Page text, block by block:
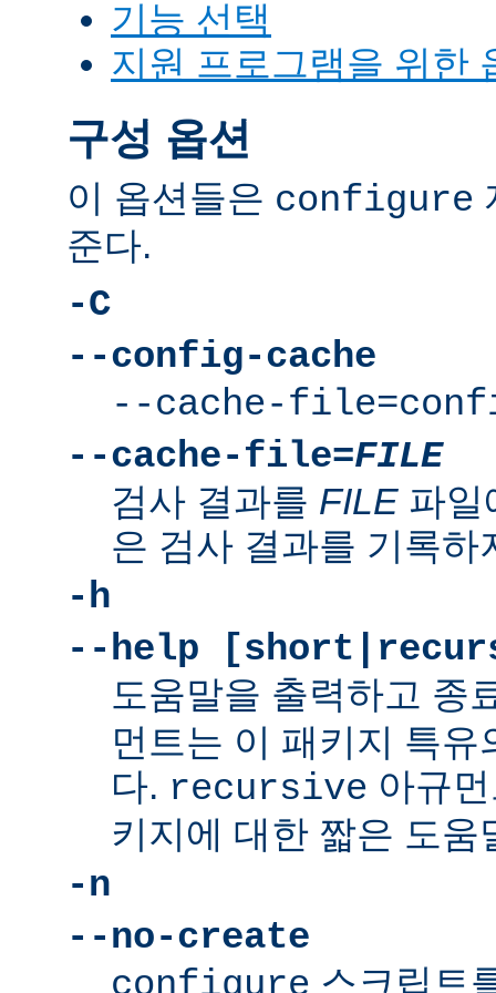
기능 선택
지원 프로그램을 위한
구성 옵션
이 옵션들은 configure
준다.
-C
--config-cache
--cache-
--cache-file=FILE
검사 결과를 FILE 파일
은 검사 결과를 기록하
-h
--help
도움말을 출력하고 종
먼트는 이 패키지 특
다. recursive 아규
키지에 대한 짧은 도움
-n
--no-create
스크립트